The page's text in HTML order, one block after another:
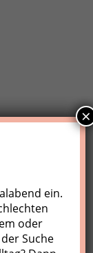
mehr
ein.
oder
Suche
×